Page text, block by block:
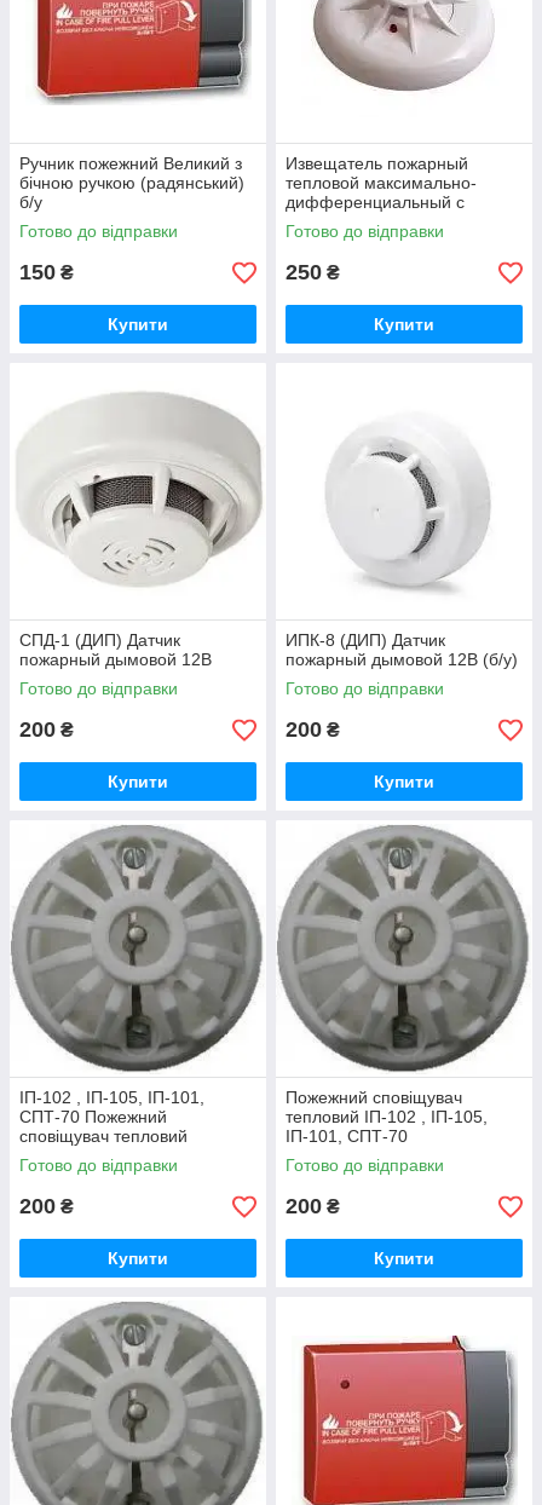
Ручник пожежний Великий з
бічною ручкою (радянський)
б/у
Готово до відправки
150 ₴
Купити
Извещатель пожарный
тепловой максимально-
дифференциальный с
индикацией дежурного
режима ТПТ-4
Готово до відправки
250 ₴
Купити
CПД-1 (ДИП) Датчик
пожарный дымовой 12В
Готово до відправки
200 ₴
Купити
ИПК-8 (ДИП) Датчик
пожарный дымовой 12В (б/у)
Готово до відправки
200 ₴
Купити
ІП-102 , ІП-105, ІП-101,
СПТ-70 Пожежний
сповіщувач тепловий
Готово до відправки
200 ₴
Купити
Пожежний сповіщувач
тепловий ІП-102 , ІП-105,
ІП-101, СПТ-70
Готово до відправки
200 ₴
Купити